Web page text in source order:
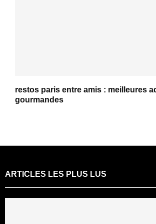
restos paris entre amis : meilleures
gourmandes
ARTICLES LES PLUS LUS